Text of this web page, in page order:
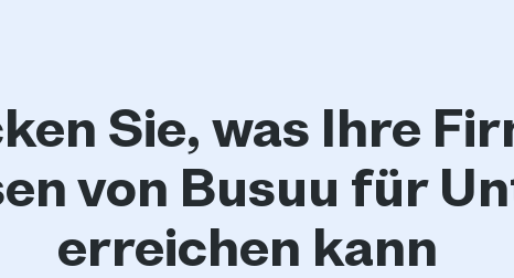
Sie, was Ihre
von Busuu für
erreichen kann